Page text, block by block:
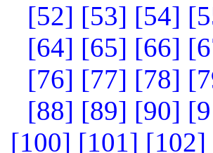
[52] [53] [54]
[64] [65] [66]
[76] [77] [78]
[88] [89] [90]
[100] [101] [102]